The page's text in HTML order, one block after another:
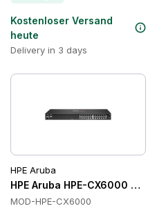
Kostenloser Versand
heute
Delivery in 3 days
Schalter
HPE Aruba
HPE Aruba HPE-CX6000
MOD-HPE-CX6000